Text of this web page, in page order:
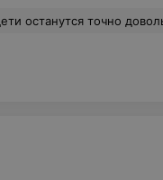
дом и остались крайне недовольны, очень грязный и